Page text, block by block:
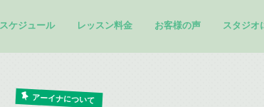
スケジュール レッスン料金 お客様の声 スタジオ
アーイナについて